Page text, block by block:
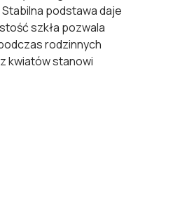
podstawa daje
szkła pozwala
rodzinnych
kwiatów stanowi